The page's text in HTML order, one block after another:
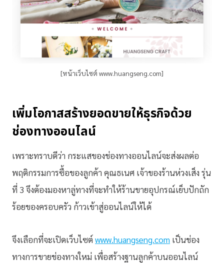
[หน้าเว็บไซต์ www.huangseng.com]
เพิ่มโอกาสสร้างยอดขายให้ธุรกิจด้วย
ช่องทางออนไลน์
เพราะทราบดีว่า กระแสของช่องทางออนไลน์จะส่งผลต่อ
พฤติกรรมการซื้อของลูกค้า คุณธเนศ เจ้าของร้านห่วงเส็ง รุ่น
ที่ 3 จึงต้องมองหาลู่ทางที่จะทำให้ร้านขายอุปกรณ์เย็บปักถัก
ร้อยของครอบครัว ก้าวเข้าสู่ออนไลน์ให้ได้
จึงเลือกที่จะเปิดเว็บไซต์ www.huangseng.com เป็นช่อง
ทางการขายช่องทางใหม่ เพื่อสร้างฐานลูกค้าบนออนไลน์